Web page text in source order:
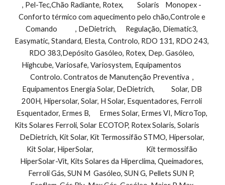
, Pel-Tec,Chão Radiante, Rotex,         Solaris    Monopex -
Conforto térmico com aquecimento pelo chão,Controle e
Comando            , DeDietrich,      Regulação, Diematic3,
Easymatic, Standard, Elesta, Controlo, RDO 131, RDO 243,
RDO 383,Depósito Gasóleo, Rotex, Dep. Gasóleo,
Highcube, Variosafe, Variosystem, Equipamentos
Controlo. Contratos de Manutenção Preventiva  ,
Equipamentos Energia Solar, DeDietrich,           Solar, DB
200H, Hipersolar, Solar, H Solar, Esquentadores, Ferroli
Esquentador, Ermes B,      Ermes Solar, Ermes VI, MicroTop,
Kits Solares Ferroli, Solar ECOTOP, Rotex Solaris, Solaris
DeDietrich, Kit Solar, Kit Termossifão STMO, Hipersolar,
Kit Solar, HiperSolar,                                   Kit termossifão
HiperSolar-Vit, Kits Solares da Hiperclima, Queimadores,
Ferroli Gás, SUN M  Gasóleo, SUN G, Pellets SUN P,